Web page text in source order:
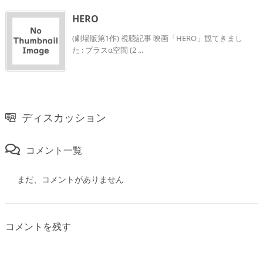
HERO
(劇場版第1作) 視聴記事 映画「HERO」観てきまし
た : プラスα空間 (2 ...
ディスカッション
コメント一覧
まだ、コメントがありません
コメントを残す